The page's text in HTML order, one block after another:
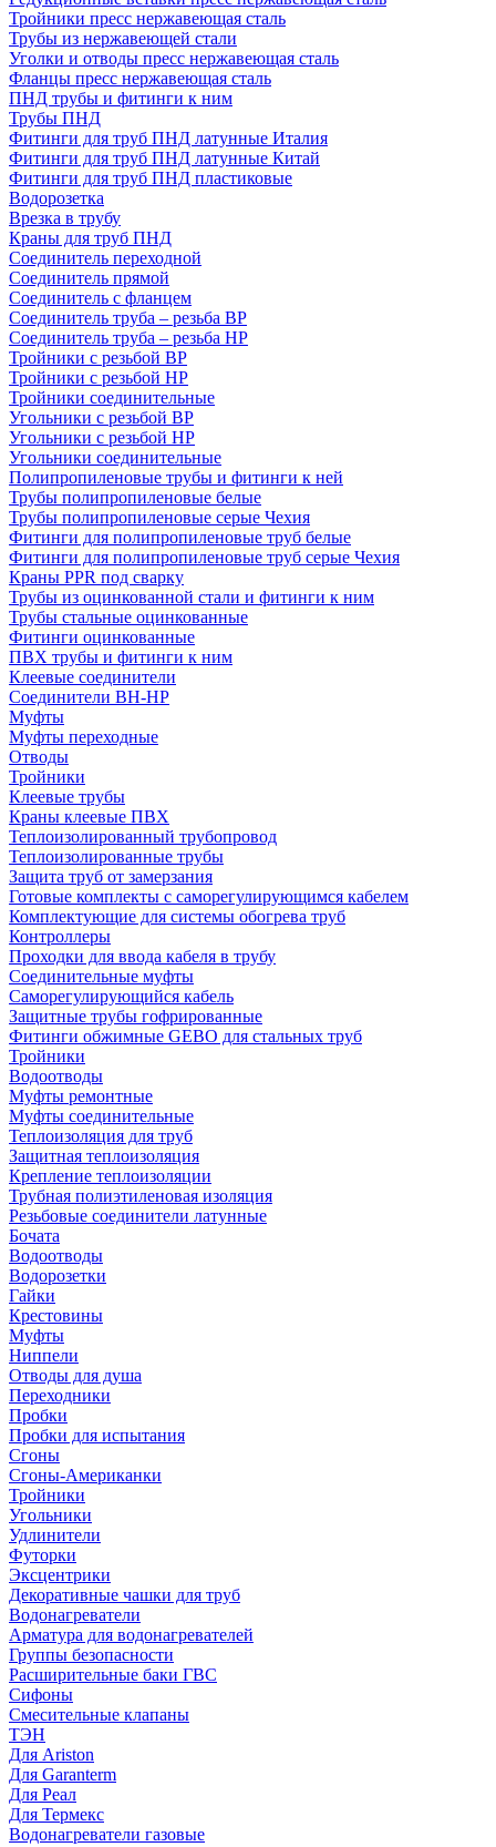
Тройники пресс нержавеющая сталь
Трубы из нержавеющей стали
Уголки и отводы пресс нержавеющая сталь
Фланцы пресс нержавеющая сталь
ПНД трубы и фитинги к ним
Трубы ПНД
Фитинги для труб ПНД латунные Италия
Фитинги для труб ПНД латунные Китай
Фитинги для труб ПНД пластиковые
Водорозетка
Врезка в трубу
Краны для труб ПНД
Соединитель переходной
Соединитель прямой
Соединитель с фланцем
Соединитель труба – резьба ВР
Соединитель труба – резьба НР
Тройники с резьбой ВР
Тройники с резьбой НР
Тройники соединительные
Угольники с резьбой ВР
Угольники с резьбой НР
Угольники соединительные
Полипропиленовые трубы и фитинги к ней
Трубы полипропиленовые белые
Трубы полипропиленовые серые Чехия
Фитинги для полипропиленовые труб белые
Фитинги для полипропиленовые труб серые Чехия
Краны PPR под сварку
Трубы из оцинкованной стали и фитинги к ним
Трубы стальные оцинкованные
Фитинги оцинкованные
ПВХ трубы и фитинги к ним
Клеевые соединители
Соединители ВН-НР
Муфты
Муфты переходные
Отводы
Тройники
Клеевые трубы
Краны клеевые ПВХ
Теплоизолированный трубопровод
Теплоизолированные трубы
Защита труб от замерзания
Готовые комплекты с саморегулирующимся кабелем
Комплектующие для системы обогрева труб
Контроллеры
Проходки для ввода кабеля в трубу
Соединительные муфты
Саморегулирующийся кабель
Защитные трубы гофрированные
Фитинги обжимные GEBO для стальных труб
Тройники
Водоотводы
Муфты ремонтные
Муфты соединительные
Теплоизоляция для труб
Защитная теплоизоляция
Крепление теплоизоляции
Трубная полиэтиленовая изоляция
Резьбовые соединители латунные
Бочата
Водоотводы
Водорозетки
Гайки
Крестовины
Муфты
Ниппели
Отводы для душа
Переходники
Пробки
Пробки для испытания
Сгоны
Сгоны-Американки
Тройники
Угольники
Удлинители
Футорки
Эксцентрики
Декоративные чашки для труб
Водонагреватели
Арматура для водонагревателей
Группы безопасности
Расширительные баки ГВС
Сифоны
Смесительные клапаны
ТЭН
Для Ariston
Для Garanterm
Для Реал
Для Термекс
Водонагреватели газовые